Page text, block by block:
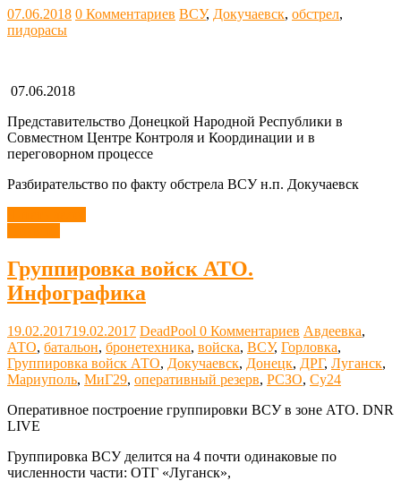
07.06.2018 0 Комментариев ВСУ, Докучаевск, обстрел,
пидорасы
07.06.2018
Представительство Донецкой Народной Республики в
Совместном Центре Контроля и Координации и в
переговорном процессе
Разбирательство по факту обстрела ВСУ н.п. Докучаевск
Группировка войск АТО.
Инфографика
19.02.201719.02.2017 DeadPool 0 Комментариев Авдеевка,
АТО, батальон, бронетехника, войска, ВСУ, Горловка,
Группировка войск АТО, Докучаевск, Донецк, ДРГ, Луганск,
Мариуполь, МиГ29, оперативный резерв, РСЗО, Су24
Оперативное построение группировки ВСУ в зоне АТО. DNR
LIVE
Группировка ВСУ делится на 4 почти одинаковые по
численности части: ОТГ «Луганск»,